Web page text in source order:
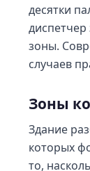
десятки
диспетчер
зоны.
случаев
Зоны
Здание
которых
то,